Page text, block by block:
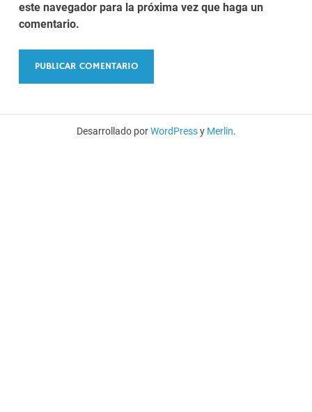
este navegador para la próxima vez que haga un
comentario.
Desarrollado porWordPressy Merlin.